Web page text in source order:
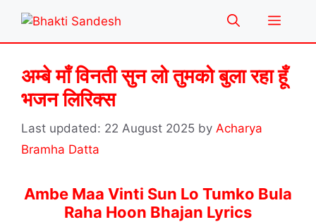
content
Menu
अम्बे माँ विनती सुन लो तुमको बुला रहा हूँ
भजन लिरिक्स
22 August 2025 by Acharya
Bramha Datta
Ambe Maa Vinti Sun Lo Tumko Bula
Raha Hoon Bhajan Lyrics